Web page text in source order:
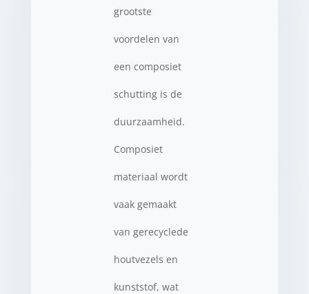
grootste
voordelen van
een composiet
schutting is de
duurzaamheid.
Composiet
materiaal wordt
vaak gemaakt
van gerecyclede
houtvezels en
kunststof, wat